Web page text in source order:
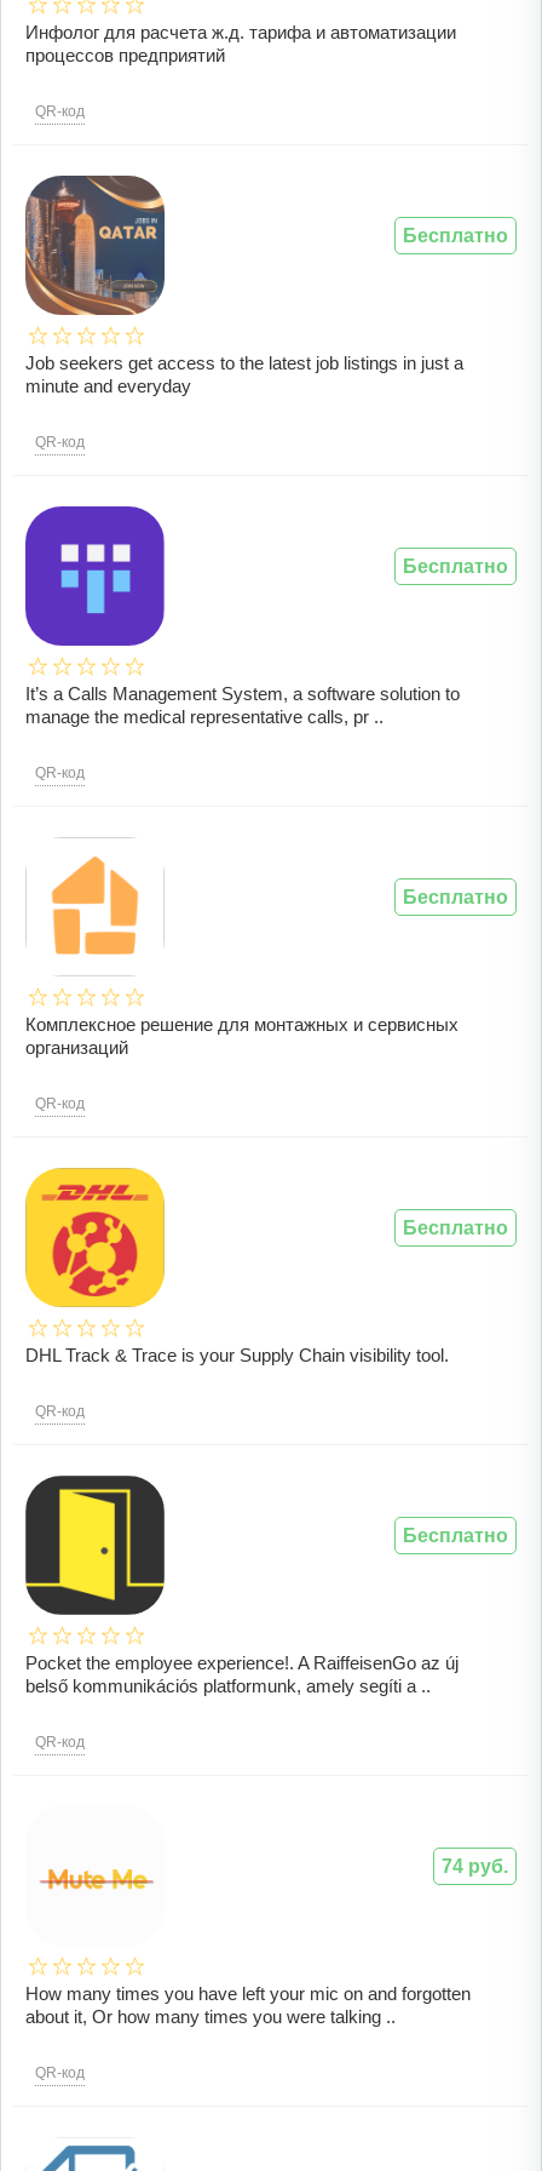
Инфолог для расчета ж.д. тарифа и автоматизации
процессов предприятий
QR-код
Job seekers get access to the latest job listings in just a
minute and everyday
QR-код
Бесплатно
It’s a Calls Management System, a software solution to
manage the medical representative calls, pr ..
QR-код
Бесплатно
Комплексное решение для монтажных и сервисных
организаций
QR-код
Бесплатно
DHL Track & Trace is your Supply Chain visibility tool.
QR-код
Бесплатно
Pocket the employee experience!. A RaiffeisenGo az új
belső kommunikációs platformunk, amely segíti a ..
QR-код
Бесплатно
How many times you have left your mic on and forgotten
about it, Or how many times you were talking ..
QR-код
74 руб.